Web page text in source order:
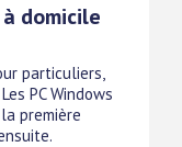
domicile
particuliers,
PC Windows
première